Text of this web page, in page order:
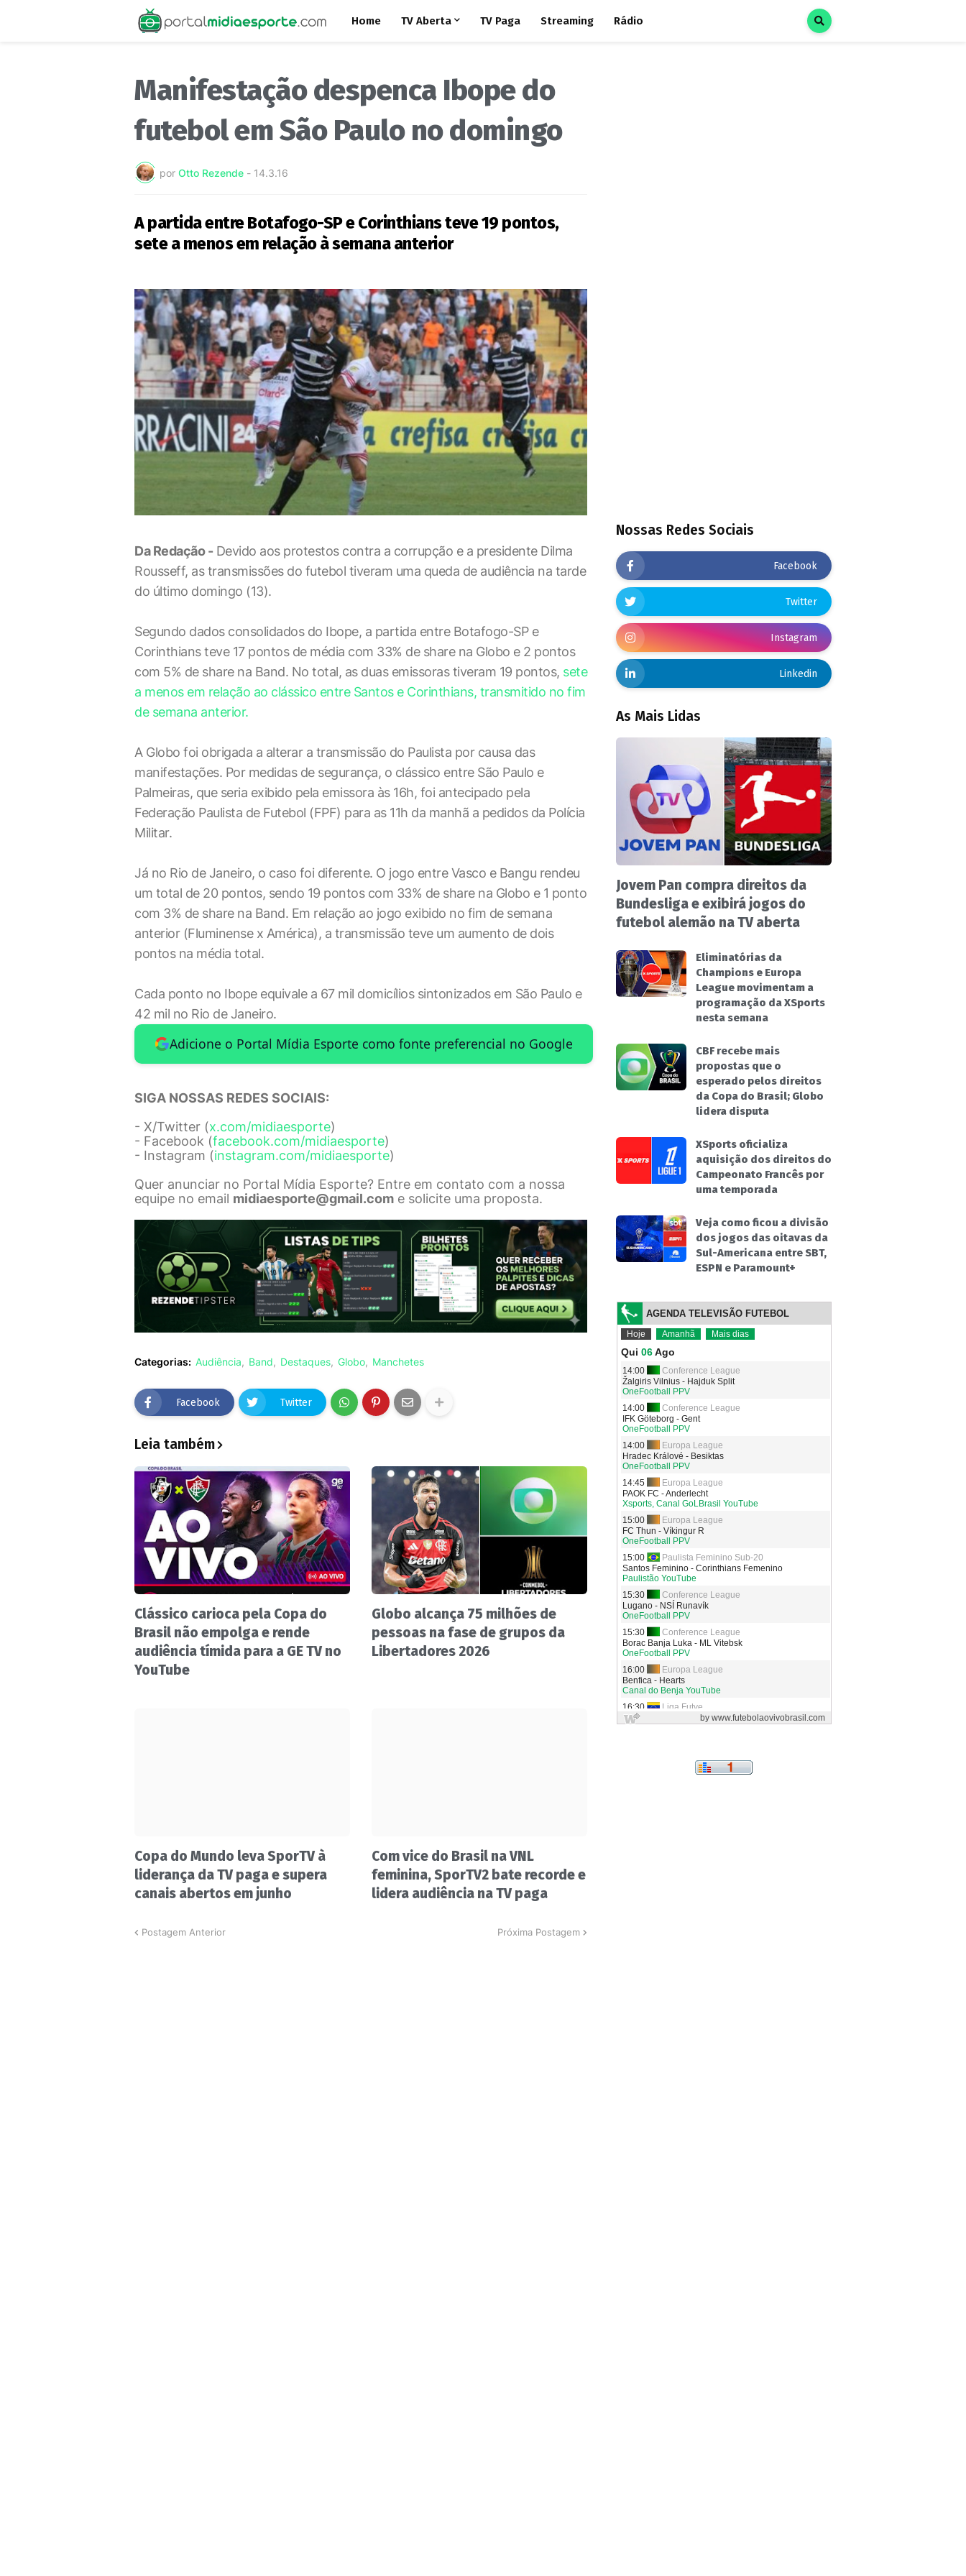
Home TV Aberta TV Paga Streaming Rádio
Manifestação despenca Ibope do
futebol em São Paulo no domingo
por Otto Rezende - 14.3.16
A partida entre Botafogo-SP e Corinthians teve 19 pontos,
sete a menos em relação à semana anterior
Da Redação -Devido aos protestos contra a corrupção e a presidente Dilma
Rousseff, as transmissões do futebol tiveram uma queda de audiência na tarde
do último domingo (13).
Segundo dados consolidados do Ibope, a partida entre Botafogo-SP e
Corinthians teve 17 pontos de média com 33% de share na Globo e 2 pontos
com 5% de share na Band. No total, as duas emissoras tiveram 19 pontos, sete
a menos em relação ao clássico entre Santos e Corinthians, transmitido no fim
de semana anterior.
A Globo foi obrigada a alterar a transmissão do Paulista por causa das
manifestações. Por medidas de segurança, o clássico entre São Paulo e
Palmeiras, que seria exibido pela emissora às 16h, foi antecipado pela
Federação Paulista de Futebol (FPF) para as 11h da manhã a pedidos da Polícia
Militar.
Já no Rio de Janeiro, o caso foi diferente. O jogo entre Vasco e Bangu rendeu
um total de 20 pontos, sendo 19 pontos com 33% de share na Globo e 1 ponto
com 3% de share na Band. Em relação ao jogo exibido no fim de semana
anterior (Fluminense x América), a transmissão teve um aumento de dois
pontos na média total.
Cada ponto no Ibope equivale a 67 mil domicílios sintonizados em São Paulo e
42 mil no Rio de Janeiro.
Adicione o Portal Mídia Esporte como fonte preferencial no Google
SIGA NOSSAS REDES SOCIAIS:
- X/Twitter (x.com/midiaesporte)
- Facebook (facebook.com/midiaesporte)
- Instagram (instagram.com/midiaesporte)
Quer anunciar no Portal Mídia Esporte? Entre em contato com a nossa
equipe no email midiaesporte@gmail.com e solicite uma proposta.
Categorias: Audiência Band Destaques Globo Manchetes
Facebook Twitter
Leia também
Clássico carioca pela Copa do
Brasil não empolga e rende
audiência tímida para a GE TV no
YouTube
Globo alcança 75 milhões de
pessoas na fase de grupos da
Libertadores 2026
Copa do Mundo leva SporTV à
liderança da TV paga e supera
canais abertos em junho
Com vice do Brasil na VNL
feminina, SporTV2 bate recorde e
lidera audiência na TV paga
Postagem Anterior Próxima Postagem
Nossas Redes Sociais
Facebook
Twitter
Instagram
Linkedin
As Mais Lidas
Jovem Pan compra direitos da
Bundesliga e exibirá jogos do
futebol alemão na TV aberta
Eliminatórias da
Champions e Europa
League movimentam a
programação da XSports
nesta semana
CBF recebe mais
propostas que o
esperado pelos direitos
da Copa do Brasil; Globo
lidera disputa
XSports oficializa
aquisição dos direitos do
Campeonato Francês por
uma temporada
Veja como ficou a divisão
dos jogos das oitavas da
Sul-Americana entre SBT,
ESPN e Paramount+